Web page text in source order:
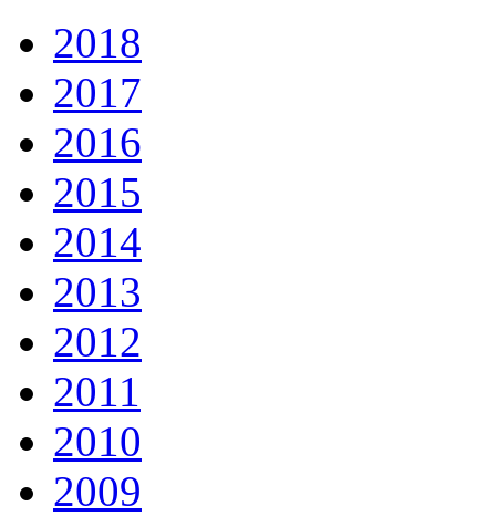
2018
2017
2016
2015
2014
2013
2012
2011
2010
2009